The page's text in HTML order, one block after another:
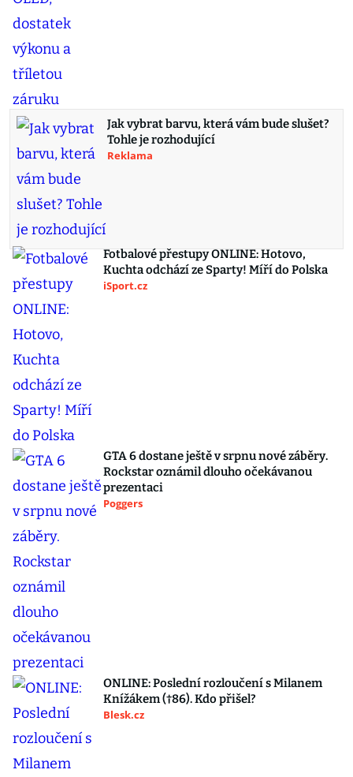
Jak vybrat barvu, která vám bude slušet?
Tohle je rozhodující
Reklama
Fotbalové přestupy ONLINE: Hotovo,
Kuchta odchází ze Sparty! Míří do Polska
iSport.cz
GTA 6 dostane ještě v srpnu nové záběry.
Rockstar oznámil dlouho očekávanou
prezentaci
Poggers
ONLINE: Poslední rozloučení s Milanem
Knížákem (†86). Kdo přišel?
Blesk.cz